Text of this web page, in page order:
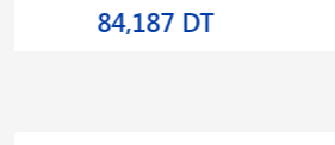
347,501 DT